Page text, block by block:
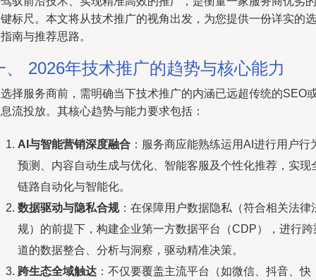
标尺。本文将从技术推广的视角出发，为您提供一份详实的选
南与推荐思路。
、 2026年技术推广的趋势与核心能力
择服务商前，需明确当下技术推广的内涵已远超传统的SEO
流投放。其核心趋势与能力要求包括：
AI与智能营销深度融合 ：服务商应能熟练运用AI进行用户行
预测、内容自动生成与优化、智能客服及个性化推荐，实现
链路自动化与智能化。
数据驱动与隐私合规：在保障用户数据隐私（符合相关法律
规）的前提下，构建企业第一方数据平台（CDP），进行跨
道的数据整合、分析与洞察，驱动精准决策。
跨生态全域触达 ：不仅要覆盖主流平台（如微信、抖音、快